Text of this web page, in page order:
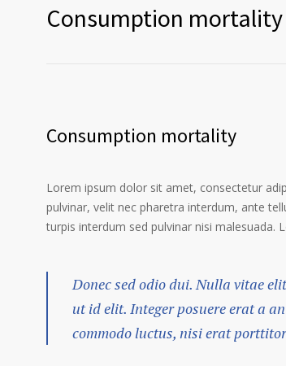
Consumption mortality
Consumption mortality
Lorem ipsum dolor sit amet, consectetur
pulvinar, velit nec pharetra interdum, ante
turpis interdum sed pulvinar nisi malesuada.
Donec sed odio dui. Nulla vitae
ut id elit. Integer posuere erat a
commodo luctus, nisi erat